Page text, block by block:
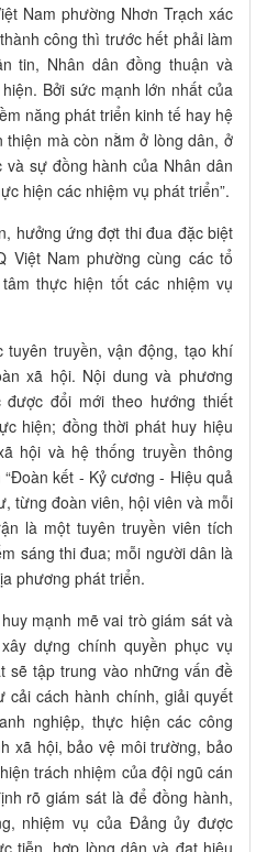
Nam phường Nhơn Trạch xác
công thì trước hết phải làm
tin, Nhân dân đồng thuận và
Bởi sức mạnh lớn nhất của
năng phát triển kinh tế hay hệ
mà còn nằm ở lòng dân, ở
sự đồng hành của Nhân dân
hiện các nhiệm vụ phát triển”.
hưởng ứng đợt thi đua đặc biệt
Việt Nam phường cùng các tổ
thực hiện tốt các nhiệm vụ
truyền, vận động, tạo khí
xã hội. Nội dung và phương
đổi mới theo hướng thiết
hiện; đồng thời phát huy hiệu
hội và hệ thống truyền thông
kết - Kỷ cương - Hiệu quả
từng đoàn viên, hội viên và mỗi
là một tuyên truyền viên tích
sáng thi đua; mỗi người dân là
phương phát triển.
mạnh mẽ vai trò giám sát và
dựng chính quyền phục vụ
sẽ tập trung vào những vấn đề
cách hành chính, giải quyết
nghiệp, thực hiện các công
xã hội, bảo vệ môi trường, bảo
trách nhiệm của đội ngũ cán
rõ giám sát là để đồng hành,
nhiệm vụ của Đảng ủy được
tiễn, hợp lòng dân và đạt hiệu